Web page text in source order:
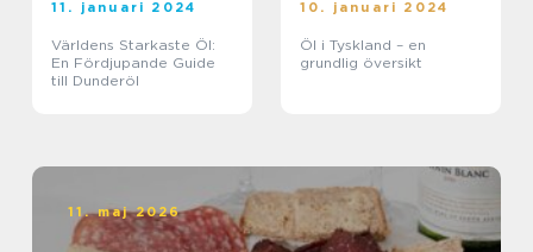
11. januari 2024
Världens Starkaste Öl:
En Fördjupande Guide
till Dunderöl
10. januari 2024
Öl i Tyskland – en
grundlig översikt
11. maj 2026